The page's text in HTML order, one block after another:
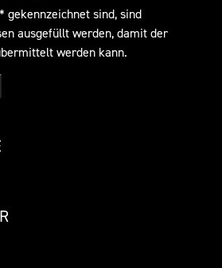
gekennzeichnet sind, sind
ausgefüllt werden, damit der
werden kann.